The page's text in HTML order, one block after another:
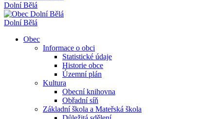
Dolní Bělá
Dolní Bělá
Obec
Informace o obci
Statistické údaje
Historie obce
Územní plán
Kultura
Obecní knihovna
Obřadní síň
Základní škola a Mateřská škola